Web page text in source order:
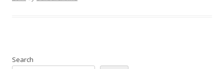
Search